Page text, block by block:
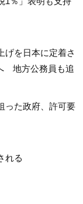
げを日本に定着さ
地方公務員も追
った政府、許可要
れる